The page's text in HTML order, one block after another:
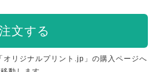
文する
リジナルプリント.jp」の購入ページへ